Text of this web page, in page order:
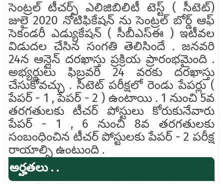
సెంట్రల్ టీచర్స్ ఎలిజిబిలిటీ టెస్ట్ ( సీటెట్)
జులై 2020 నోటిఫికేషన్ ను సెంట్రల్ బోర్డ్ ఆఫ్
సెకండరీ ఎడ్యుకేషన్ ( సీబీఎస్ఈ ) ఇటీవల
విడుదల చేసిన సంగతి తెలిసిందే . జనవరి
24న ఆన్లైన్ దరఖాస్తు ప్రక్రియ ప్రారంభమైంది .
అభ్యర్థులు ఫిబ్రవరి 24 వరకు దరఖాస్తు
చేసుకోవచ్చు . సీటెట్ పరీక్షలో రెండు పేపర్లు (
పేపర్ - 1 , పేపర్ - 2 ) ఉంటాయి . 1 నుంచి 5వ
తరగతులకు టీచర్ పోస్టులు కోరుకునేవారు
పేపర్ - 1 , 6 నుంచి 8వ తరగతులకు
సంబంధించిన టీచర్ పోస్టులకు పేపర్ - 2 పరీక్ష
రాయాల్సి ఉంటుంది .
అర్హతలు . .